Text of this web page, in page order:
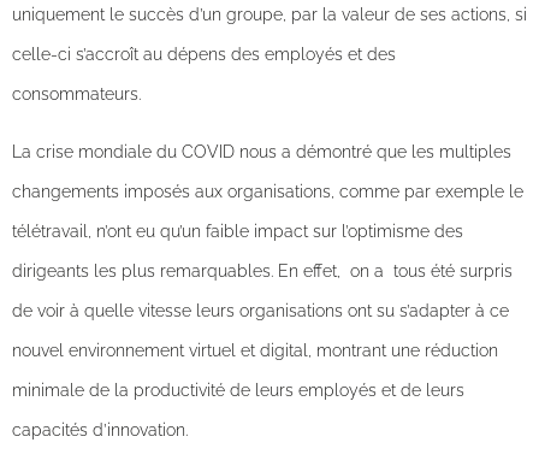
uniquement le succès d’un groupe, par la valeur de ses actions, si
celle-ci s’accroît au dépens des employés et des
consommateurs.
La crise mondiale du COVID nous a démontré que les multiples
changements imposés aux organisations, comme par exemple le
télétravail, n’ont eu qu’un faible impact sur l’optimisme des
dirigeants les plus remarquables. En effet, on a tous été surpris
de voir à quelle vitesse leurs organisations ont su s’adapter à ce
nouvel environnement virtuel et digital, montrant une réduction
minimale de la productivité de leurs employés et de leurs
capacités d’innovation.